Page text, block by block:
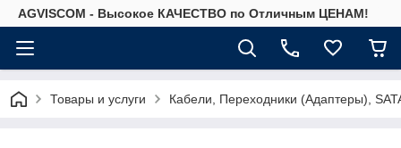
AGVISCOM - Высокое КАЧЕСТВО по Отличным ЦЕНАМ!
Товары и услуги Кабели, Переходники (Адаптеры),